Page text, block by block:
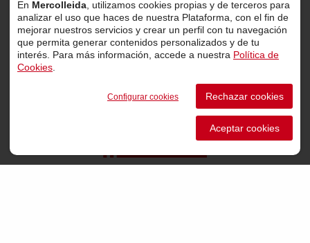
© 2026 Mercolleida. Todos los derechos reservados.
ACTIUM Digital
En Mercolleida , utilizamos cookies propias y de terceros para
analizar el uso que haces de nuestra Plataforma, con el fin de
mejorar nuestros servicios y crear un perfil con tu navegación
que permita generar contenidos personalizados y de tu
interés. Para más información, accede a nuestra Política de
Cookies
Configurar cookies Rechazar cookies
Aceptar cookies